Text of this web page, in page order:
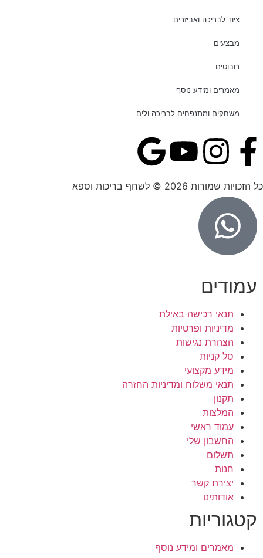
ציוד לבריכה ואביזרים
מבצעים
רובוטים
מאמרים ומידע נוסף
משחקים ומתנפחים לבריכה ולים
כל הזכויות שמורות 2026 © לשחף בריכות וספא
עמודים
תנאי רכישה באילת
מדיניות ופרטיות
הצהרת נגישות
סל קניות
מידע מקצועי
תנאי משלוח ומדיניות החזרה
תקנון
המלצות
עמוד ראשי
החשבון שלי
תשלום
חנות
יצירת קשר
אודותינו
קטגוריות
מאמרים ומידע נוסף